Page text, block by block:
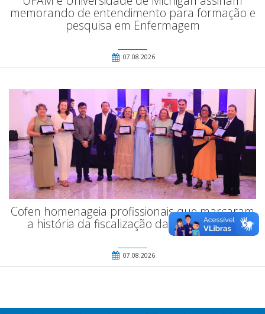
memorando de entendimento para formação e
pesquisa em Enfermagem
07.08.2026
Cofen homenageia profissionais que marcaram
a história da fiscalização da Enfermagem
07.08.2026